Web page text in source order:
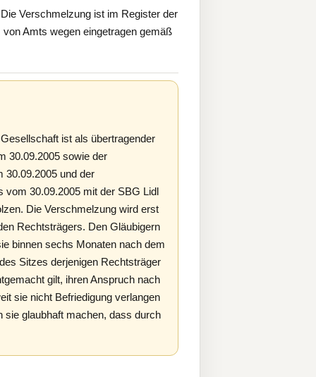
Verschmelzung ist im Register der
Amts wegen eingetragen gemäß
ist als übertragender
30.09.2005 sowie der
und der
30.09.2005 mit der SBG Lidl
Die Verschmelzung wird erst
Rechtsträgers. Den Gläubigern
binnen sechs Monaten nach dem
Sitzes derjenigen Rechtsträger
gilt, ihren Anspruch nach
sie nicht Befriedigung verlangen
sie glaubhaft machen, dass durch